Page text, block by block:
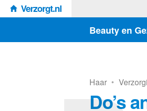
Verzorgt.nl
Beauty en
Haar •
Do’s